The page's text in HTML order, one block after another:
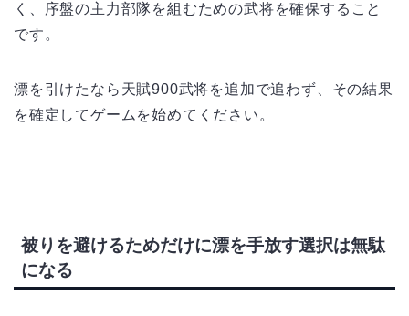
く、序盤の主力部隊を組むための武将を確保すること
です。
漂を引けたなら天賦900武将を追加で追わず、その結果
を確定してゲームを始めてください。
被りを避けるためだけに漂を手放す選択は無駄
になる